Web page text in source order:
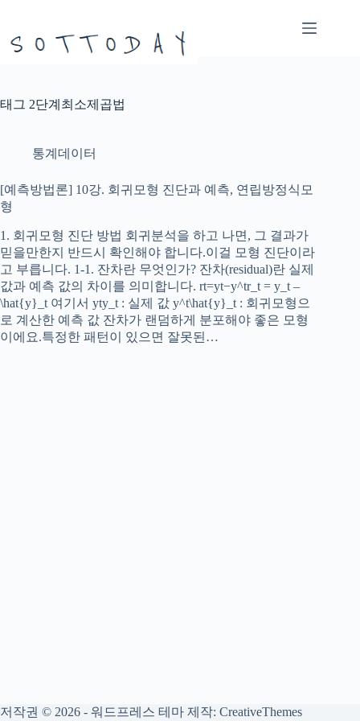
으
뛰
태그 2단계최소제곱법
통계데이터
[예측방법론] 10강. 회귀모형 진단과 예측, 연립방정식모
형
1. 회귀모형 진단 방법 회귀분석을 하고 나면, 그 결과가
믿을만한지 반드시 확인해야 합니다.이걸 모형 진단이라
고 부릅니다. 1-1. 잔차란 무엇인가? 잔차(residual)란 실제
값과 예측 값의 차이를 의미합니다. rt=yt−y^tr_t = y_t –
\hat{y}_t​ 여기서 yty_t : 실제 값 y^t\hat{y}_t : 회귀모형으
로 계산한 예측 값 잔차가 랜덤하게 분포해야 좋은 모형
이에요.특정한 패턴이 있으면 잘못된…
저작권 © 2026 - 워드프레스 테마 제작: CreativeThemes